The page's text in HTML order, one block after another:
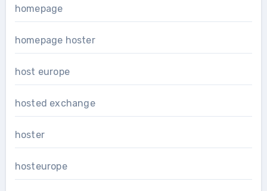
homepage
homepage hoster
host europe
hosted exchange
hoster
hosteurope